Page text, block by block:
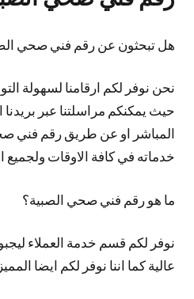
هل تبحثون عن رقم فني صحي
نحن نوفر لكم ارقامنا لسهولة
حيث يمكنكم مراسلتنا عبر بريدنا
المباشر او عن طريق رقم فني
خدماته في كافة الاوقات ولجميع
ما هو رقم فني صحي الصبية؟
نوفر لكم قسم خدمة العملاء
عالية كما اننا نوفر لكم ايضا